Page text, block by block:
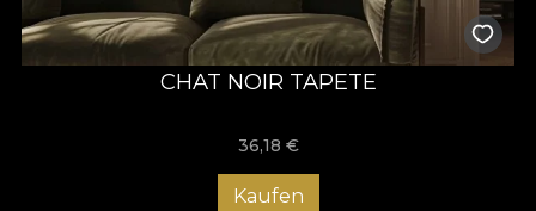
CHAT NOIR TAPETE
36,18 €
Kaufen